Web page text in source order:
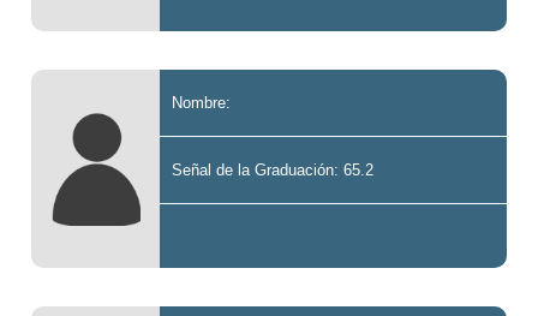
Nombre:
Señal de la Graduación: 65.2